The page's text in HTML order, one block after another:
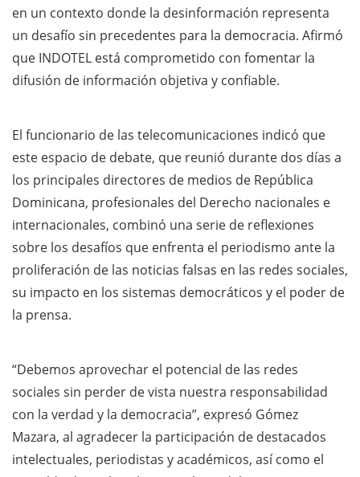
en un contexto donde la desinformación representa
un desafío sin precedentes para la democracia. Afirmó
que INDOTEL está comprometido con fomentar la
difusión de información objetiva y confiable.
El funcionario de las telecomunicaciones indicó que
este espacio de debate, que reunió durante dos días a
los principales directores de medios de República
Dominicana, profesionales del Derecho nacionales e
internacionales, combinó una serie de reflexiones
sobre los desafíos que enfrenta el periodismo ante la
proliferación de las noticias falsas en las redes sociales,
su impacto en los sistemas democráticos y el poder de
la prensa.
“Debemos aprovechar el potencial de las redes
sociales sin perder de vista nuestra responsabilidad
con la verdad y la democracia”, expresó Gómez
Mazara, al agradecer la participación de destacados
intelectuales, periodistas y académicos, así como el